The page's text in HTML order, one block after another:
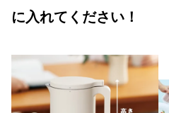
に入れてください！